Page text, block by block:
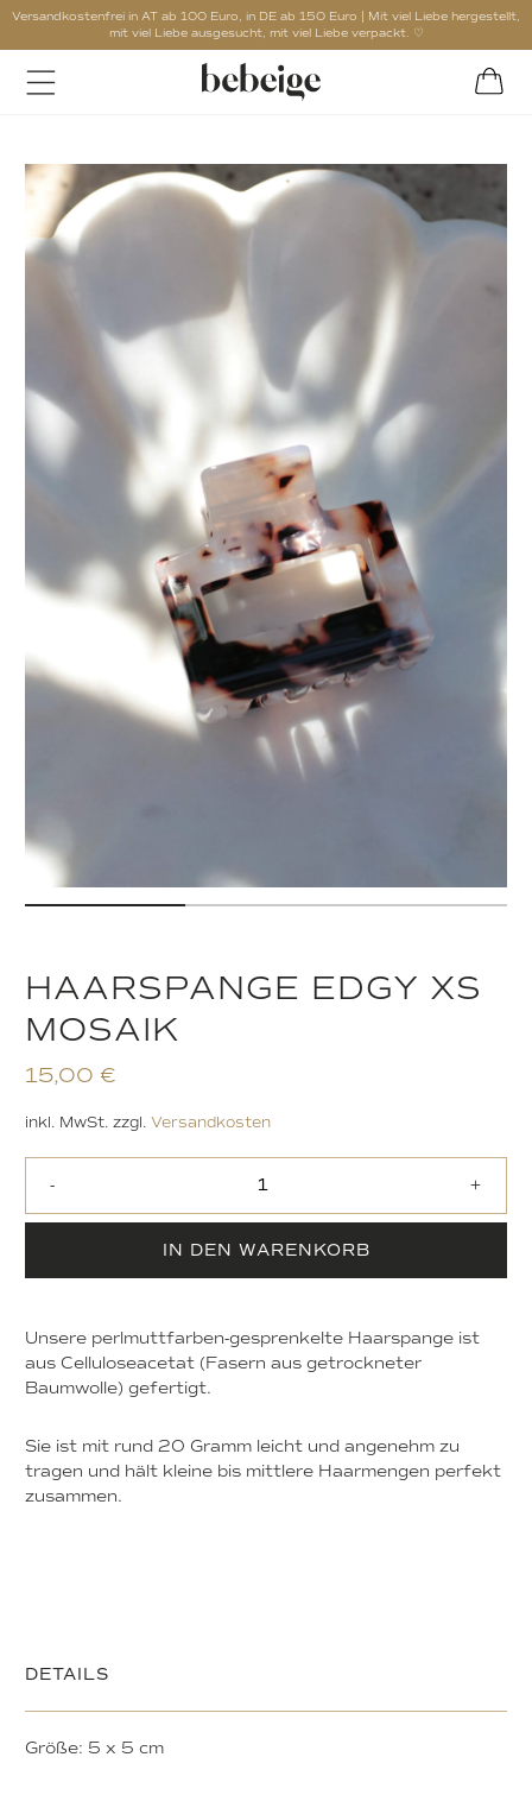
Versandkostenfrei in AT ab 100 Euro, in DE ab 150 Euro | Mit viel Liebe hergestellt,
mit viel Liebe ausgesucht, mit viel Liebe verpackt. ♡
HAARSPANGE EDGY XS
MOSAIK
15,00 €
inkl. MwSt. zzgl. Versandkosten
- +
IN DEN WARENKORB
Unsere perlmuttfarben-gesprenkelte Haarspange ist
aus Celluloseacetat (Fasern aus getrockneter
Baumwolle) gefertigt.
Sie ist mit rund 20 Gramm leicht und angenehm zu
tragen und hält kleine bis mittlere Haarmengen perfekt
zusammen.
DETAILS
Größe: 5 x 5 cm